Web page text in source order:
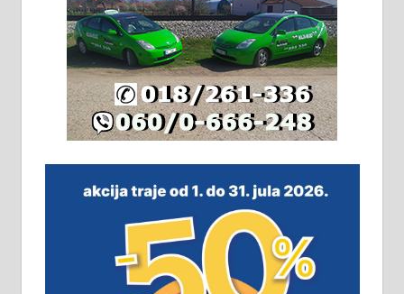
Издајем комплетно опремљену
халу на Житковачком путу, на
плацу површине око 7 ари.
064/321-80-51; 063/102-35-25
м2 са плацем од 8 ари у Зеленом
виру у Алексинцу. Могућа
замена. 064/21-63-584
ПОСЛОВНИ ОГЛАСИ